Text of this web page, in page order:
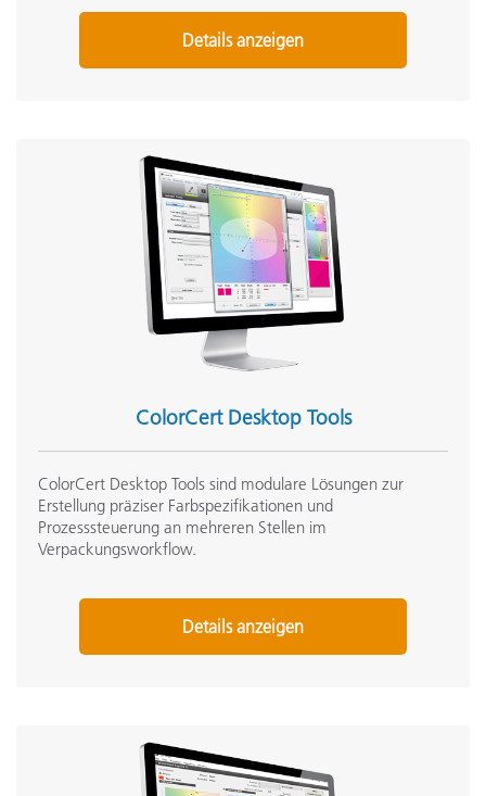
Details anzeigen
ColorCert Desktop Tools
ColorCert Desktop Tools sind modulare Lösungen zur
Erstellung präziser Farbspezifikationen und
Prozesssteuerung an mehreren Stellen im
Verpackungsworkflow.
Details anzeigen